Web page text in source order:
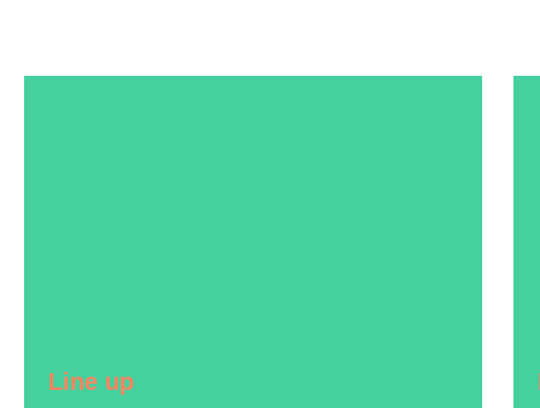
Line up